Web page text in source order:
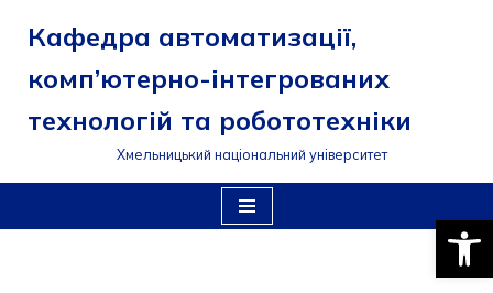
Перейти
до
вмісту
Кафедра автоматизації,
комп’ютерно-інтегрованих
технологій та робототехніки
Хмельницький національний університет